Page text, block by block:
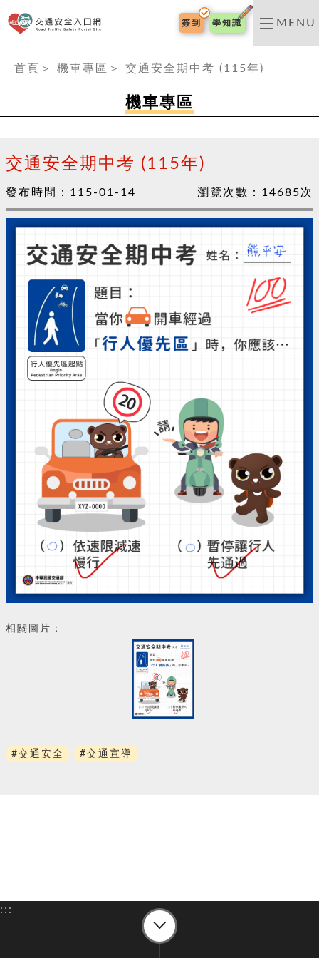
交通安全入口網
簽到 學知識 MENU
首頁 ＞ 機車專區 ＞ 交通安全期中考 (115年)
機車專區
交通安全期中考 (115年)
發布時間： 115-01-14 瀏覽次數： 14685次
相關圖片：
#交通安全 #交通宣導
:::